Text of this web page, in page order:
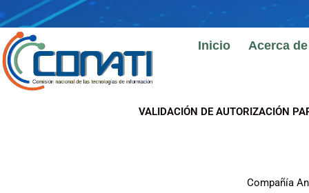
Inicio Acerca
VALIDACIÓN DE AUTORIZACIÓN
Compañía